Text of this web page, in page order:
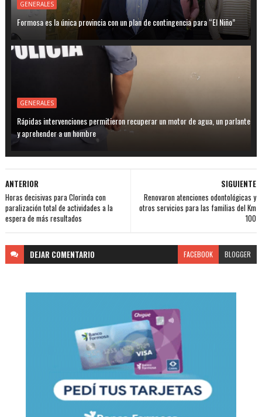
GENERALES
Formosa es la única provincia con un plan de contingencia para “El Niño”
GENERALES
Rápidas intervenciones permitieron recuperar un motor de agua, un parlante
y aprehender a un hombre
SIGUIENTE
Renovaron atenciones odontológicas y
otros servicios para las familias del Km
100
ANTERIOR
Horas decisivas para Clorinda con
paralización total de actividades a la
espera de más resultados
DEJAR COMENTARIO FACEBOOK BLOGGER